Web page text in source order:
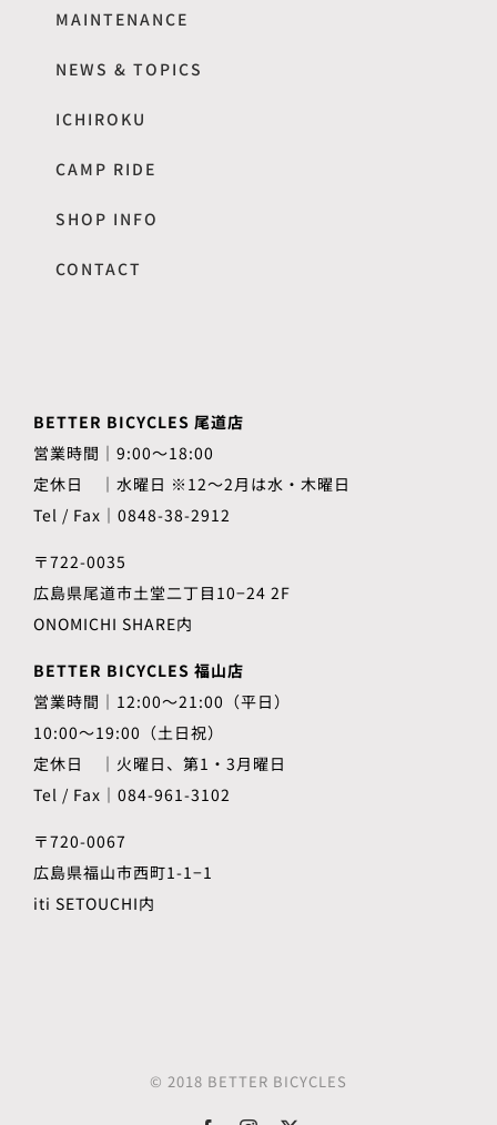
MAINTENANCE
NEWS & TOPICS
ICHIROKU
CAMP RIDE
SHOP INFO
CONTACT
BETTER BICYCLES 尾道店
営業時間｜9:00～18:00
定休日 ｜水曜日 ※12〜2月は水・木曜日
Tel / Fax｜0848-38-2912
〒722-0035
広島県尾道市土堂二丁目10−24 2F
ONOMICHI SHARE内
BETTER BICYCLES 福山店
営業時間｜12:00～21:00（平日）
10:00～19:00（土日祝）
定休日 ｜火曜日、第1・3月曜日
Tel / Fax｜084-961-3102
〒720-0067
広島県福山市西町1-1−1
iti SETOUCHI内
© 2018 BETTER BICYCLES